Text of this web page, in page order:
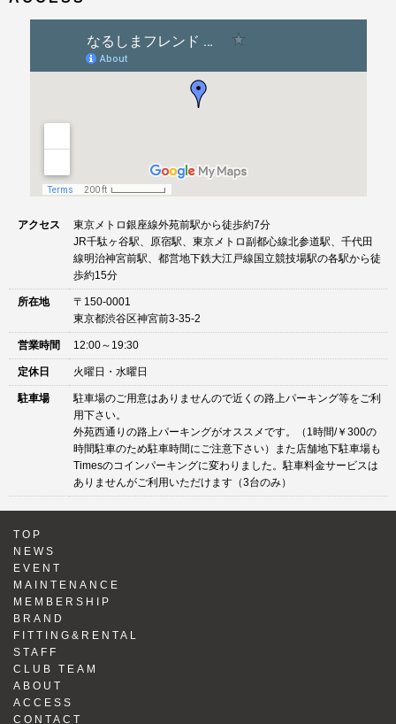
アクセス
東京メトロ銀座線外苑前駅から徒歩約7分
JR千駄ヶ谷駅、原宿駅、東京メトロ副都心線北参道駅、千代田
線明治神宮前駅、都営地下鉄大江戸線国立競技場駅の各駅から徒
歩約15分
所在地
〒150-0001
東京都渋谷区神宮前3-35-2
営業時間 12:00～19:30
定休日 火曜日・水曜日
駐車場
駐車場のご用意はありませんので近くの路上パーキング等をご利
用下さい。
外苑西通りの路上パーキングがオススメです。（1時間/￥300の
時間駐車のため駐車時間にご注意下さい）また店舗地下駐車場も
Timesのコインパーキングに変わりました。駐車料金サービスは
ありませんがご利用いただけます（3台のみ）
TOP
NEWS
EVENT
MAINTENANCE
MEMBERSHIP
BRAND
FITTING&RENTAL
STAFF
CLUB TEAM
ABOUT
ACCESS
CONTACT